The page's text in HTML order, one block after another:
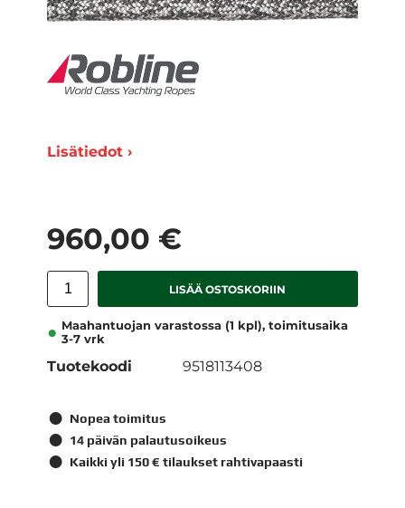
Lisätiedot ›
960,00 €
LISÄÄ OSTOSKORIIN
Maahantuojan varastossa (1 kpl), toimitusaika
3-7 vrk
Tuotekoodi 9518113408
Nopea toimitus
14 päivän palautusoikeus
Kaikki yli 150 € tilaukset rahtivapaasti